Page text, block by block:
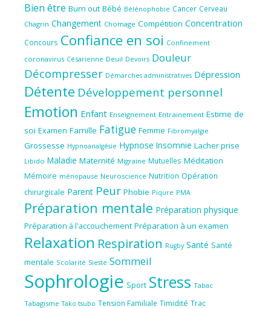
Bien être Burn out Bébé Bélénophobie Cancer Cerveau
Chagrin Changement Chomage Compétition Concentration
Concours Confiance en soi Confinement
coronavirus Césarienne Deuil Devoirs Douleur
Décompresser Démarches administratives Dépression
Détente Développement personnel
Emotion Enfant Enseignement Entrainement Estime de
soi Examen Famille Fatigue Femme Fibromyalgie
Grossesse Hypnoanalgésie Hypnose Insomnie Lacher prise
Libido Maladie Maternité Migraine Mutuelles Méditation
Mémoire ménopause Neuroscience Nutrition Opération
chirurgicale Parent Peur Phobie Piqure PMA
Préparation mentale Préparation physique
Préparation à l'accouchement Préparation à un examen
Relaxation Respiration Rugby Santé Santé
mentale Scolarité Sieste Sommeil
Sophrologie Sport Stress Tabac
Tabagisme Tako tsubo Tension Familiale Timidité Trac